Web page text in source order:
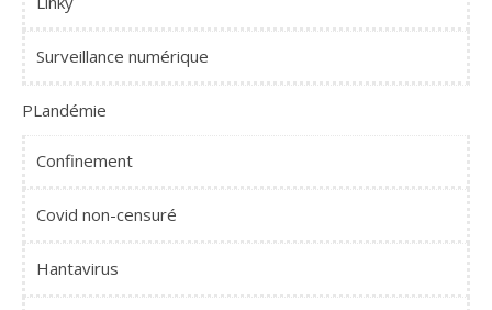
Surveillance numérique
PLandémie
Confinement
Covid non-censuré
Hantavirus